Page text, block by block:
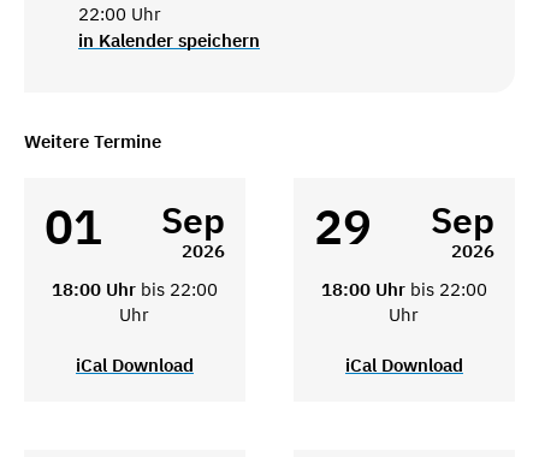
22:00 Uhr
in Kalender speichern
Weitere Termine
01 Sep
2026
18:00 Uhr bis 22:00
Uhr
iCal Download
29 Sep
2026
18:00 Uhr bis 22:00
Uhr
iCal Download